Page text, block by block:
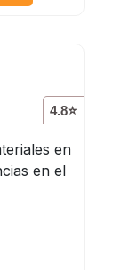
4.8⭐
en
en el